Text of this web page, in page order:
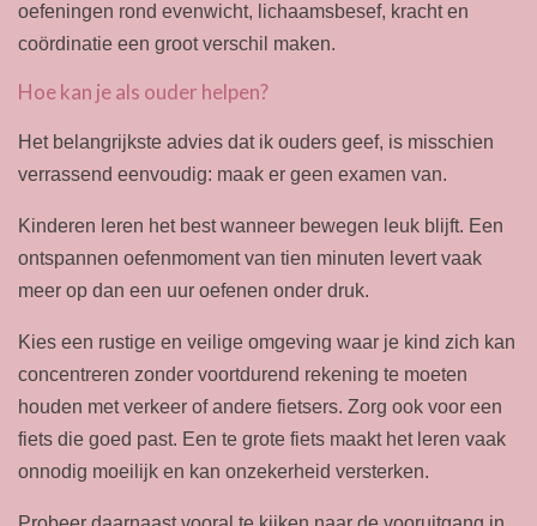
oefeningen rond evenwicht, lichaamsbesef, kracht en
coördinatie een groot verschil maken.
Hoe kan je als ouder helpen?
Het belangrijkste advies dat ik ouders geef, is misschien
verrassend eenvoudig: maak er geen examen van.
Kinderen leren het best wanneer bewegen leuk blijft. Een
ontspannen oefenmoment van tien minuten levert vaak
meer op dan een uur oefenen onder druk.
Kies een rustige en veilige omgeving waar je kind zich kan
concentreren zonder voortdurend rekening te moeten
houden met verkeer of andere fietsers. Zorg ook voor een
fiets die goed past. Een te grote fiets maakt het leren vaak
onnodig moeilijk en kan onzekerheid versterken.